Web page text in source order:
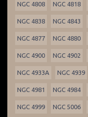
NGC 4808 NGC 4818
NGC 4838 NGC 4843
NGC 4877 NGC 4880
NGC 4900 NGC 4902
NGC 4933A NGC 4939
NGC 4981 NGC 4984
NGC 4999 NGC 5006